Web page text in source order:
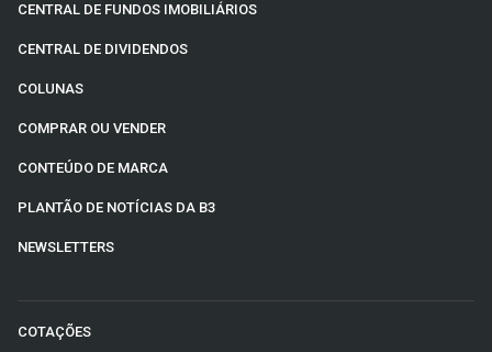
CENTRAL DE FUNDOS IMOBILIÁRIOS
CENTRAL DE DIVIDENDOS
COLUNAS
COMPRAR OU VENDER
CONTEÚDO DE MARCA
PLANTÃO DE NOTÍCIAS DA B3
NEWSLETTERS
COTAÇÕES